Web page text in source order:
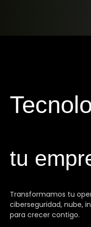
tu
Transformamos tu
ciberseguridad, nube,
para crecer contigo.